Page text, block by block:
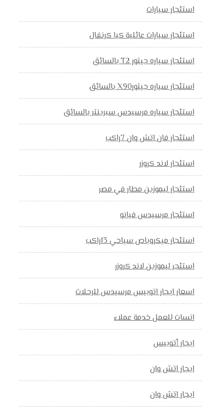
استئجار سيارات
استئجار سيارات عائلية كيا كرنفال
استئجار سياره جيتور T2 بالسائق
استئجار سياره جيتورX90 بالسائق
استئجار سياره مرسيدس سبرينتر بالسائق
استئجار فان اتش وان 7راكب
استئجار لاند كروزر
استئجار ليموزين مطار في مصر
استئجار مرسيدس فيانو
استئجار ميكروباص سياحي 13راكب
استئجر ليموزين لاند كروزر
اسعار ايجار اتوبيس مرسيدس للرحلات
انسات للعمل خدمة عملاء
ايجار أتوبيس
ايجار اتش وان
ايجار اتش وان